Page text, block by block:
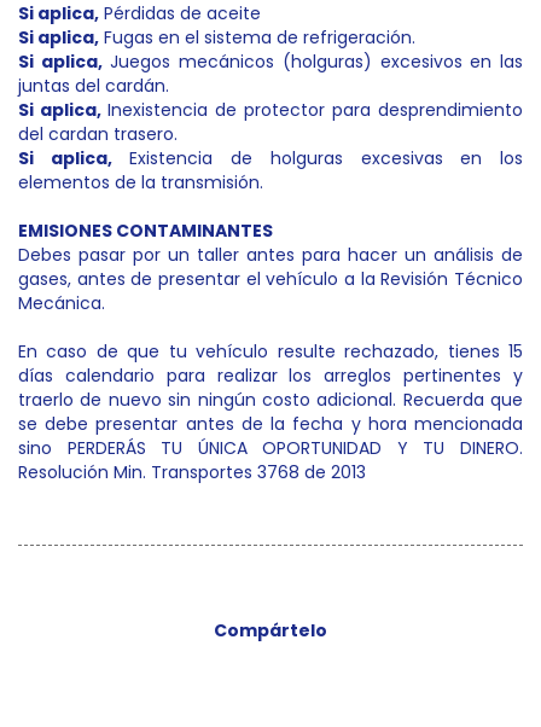
Si aplica, Pérdidas de aceite
Si aplica, Fugas en el sistema de refrigeración.
Si aplica,Juegos mecánicos (holguras) excesivos en las
juntas del cardán.
Si aplica, Inexistencia de protector para desprendimiento
del cardan trasero.
Si aplica,Existencia de holguras excesivas en los
elementos de la transmisión.
EMISIONES CONTAMINANTES
Debes pasar por un taller antes para hacer un análisis de
gases, antes de presentar el vehículo a la Revisión Técnico
Mecánica.
En caso de que tu vehículo resulte rechazado, tienes 15
días calendario para realizar los arreglos pertinentes y
traerlo de nuevo sin ningún costo adicional. Recuerda que
se debe presentar antes de la fecha y hora mencionada
sino PERDERÁS TU ÚNICA OPORTUNIDAD Y TU DINERO.
Resolución Min. Transportes 3768 de 2013
Compártelo